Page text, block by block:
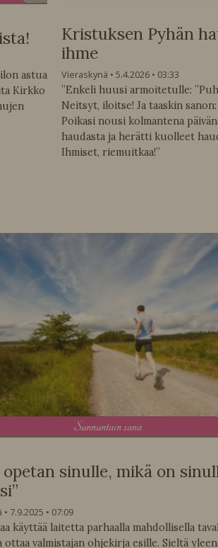
astua
Kirkko
Kristuksen Pyhän
ihme
Vieraskynä 5.4.2026
03:33
”Enkeli huusi armoitetulle:
Neitsyt, iloitse! Ja taaskin
Poikasi nousi kolmantena
haudasta ja herätti kuolleet
Ihmiset, riemuitkaa!”
Sunnuntain sana
opetan sinulle, mikä on
7.9.2025
07:09
käyttää laitetta parhaalla mahdollisella
ottaa valmistajan ohjekirja esille. Sieltä